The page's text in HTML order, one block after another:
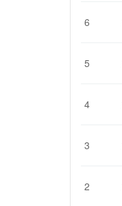
6
5
4
3
2